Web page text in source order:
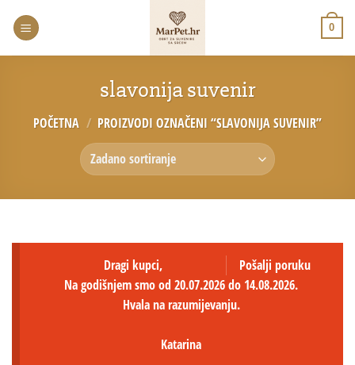
0
slavonija suvenir
POČETNA / PROIZVODI OZNAČENI “SLAVONIJA SUVENIR”
Pošalji poruku
Dragi kupci,
Na godišnjem smo od 20.07.2026 do 14.08.2026.
Hvala na razumijevanju.
Katarina